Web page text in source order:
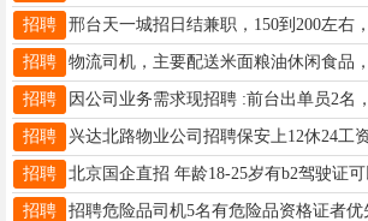
招聘
招聘
招聘
招聘
招聘
招聘